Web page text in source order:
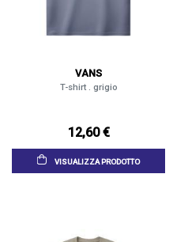
VANS
T-shirt . grigio
12,60 €
VISUALIZZA PRODOTTO